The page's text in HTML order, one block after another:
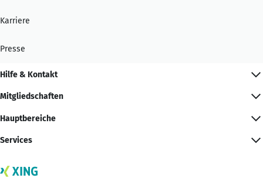
Karriere
Presse
Hilfe & Kontakt
Mitgliedschaften
Hauptbereiche
Services